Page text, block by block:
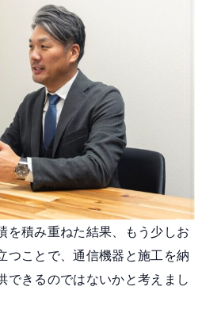
を積み重ねた結果、もう少しお
つことで、通信機器と施工を納
できるのではないかと考えまし